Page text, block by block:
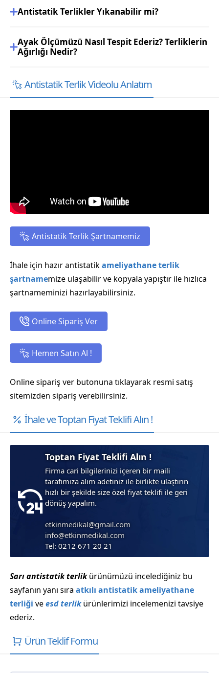
Antistatik Terlikler Yıkanabilir mi?
Ayak Ölçümüzü Nasıl Tespit Ederiz? Terliklerin
Ağırlığı Nedir?
Antistatik Terlik Videolu Anlatım
Antistatik Terlik Şartnamemiz
İhale için hazır antistatikameliyathane terlik
şartnamemize ulaşabilir ve kopyala yapıştır ile hızlıca
şartnameminizi hazırlayabilirsiniz.
Online Sipariş Ver
Hemen Satın Al !
Online sipariş ver butonuna tıklayarak resmi satış
sitemizden sipariş verebilirsiniz.
İhale ve Toptan Fiyat Teklifi Alın !
Toptan Fiyat Teklifi Alın !
Firma cari bilgilerinizi içeren bir maili
tarafımıza alım adetiniz ile birlikte ulaştırın
hızlı bir şekilde size özel fiyat teklifi ile geri
dönüş yapalım.
etkinmedikal@gmail.com
info@etkinmedikal.com
Tel: 0212 671 20 21
Sarı antistatik terlikürünümüzü incelediğiniz bu
sayfanın yanı sıra atkılı antistatik ameliyathane
terliği veesd terlikürünlerimizi incelemenizi tavsiye
ederiz.
Ürün Teklif Formu